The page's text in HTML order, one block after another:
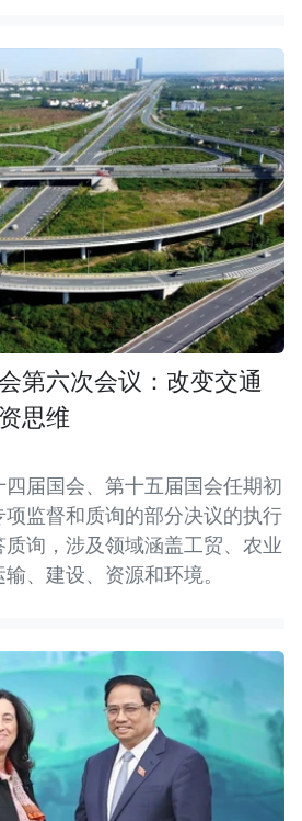
第六次会议：改变交通
思维
届国会、第十五届国会任期初
监督和质询的部分决议的执行
询，涉及领域涵盖工贸、农业
、建设、资源和环境。